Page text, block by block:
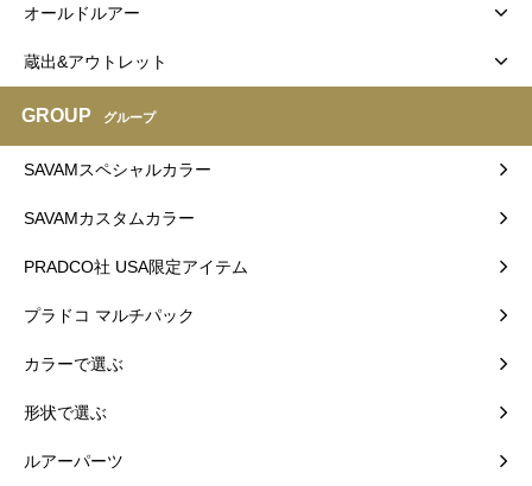
オールドルアー
蔵出&アウトレット
GROUP グループ
SAVAMスペシャルカラー
SAVAMカスタムカラー
PRADCO社 USA限定アイテム
プラドコ マルチパック
カラーで選ぶ
形状で選ぶ
ルアーパーツ